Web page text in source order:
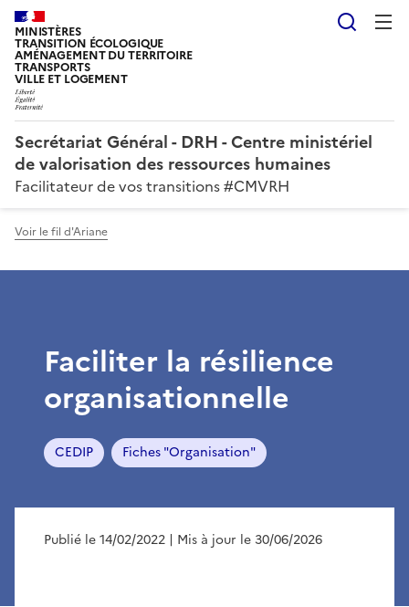
MINISTÈRES
TRANSITION ÉCOLOGIQUE
AMÉNAGEMENT DU TERRITOIRE
TRANSPORTS
VILLE ET LOGEMENT
Secrétariat Général - DRH - Centre ministériel
de valorisation des ressources humaines
Facilitateur de vos transitions #CMVRH
Voir le fil d'Ariane
Faciliter la résilience
organisationnelle
CEDIP Fiches "Organisation"
Publié le 14/02/2022 | Mis à jour le 30/06/2026